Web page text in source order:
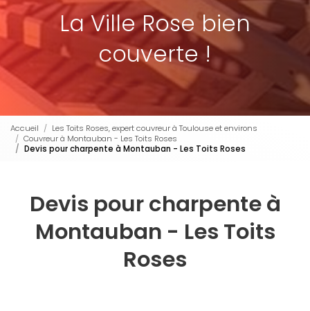
La Ville Rose bien
couverte !
Accueil
Les Toits Roses, expert couvreur à Toulouse et environs
Couvreur à Montauban - Les Toits Roses
Devis pour charpente à Montauban - Les Toits Roses
Devis pour charpente à
Montauban - Les Toits
Roses